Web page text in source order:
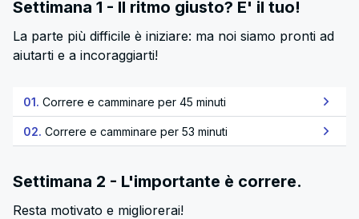
Settimana 1 - Il ritmo giusto? E' il tuo!
La parte più difficile è iniziare: ma noi siamo pronti ad
aiutarti e a incoraggiarti!
01. Correre e camminare per 45 minuti
02. Correre e camminare per 53 minuti
Settimana 2 - L'importante è correre.
Resta motivato e migliorerai!